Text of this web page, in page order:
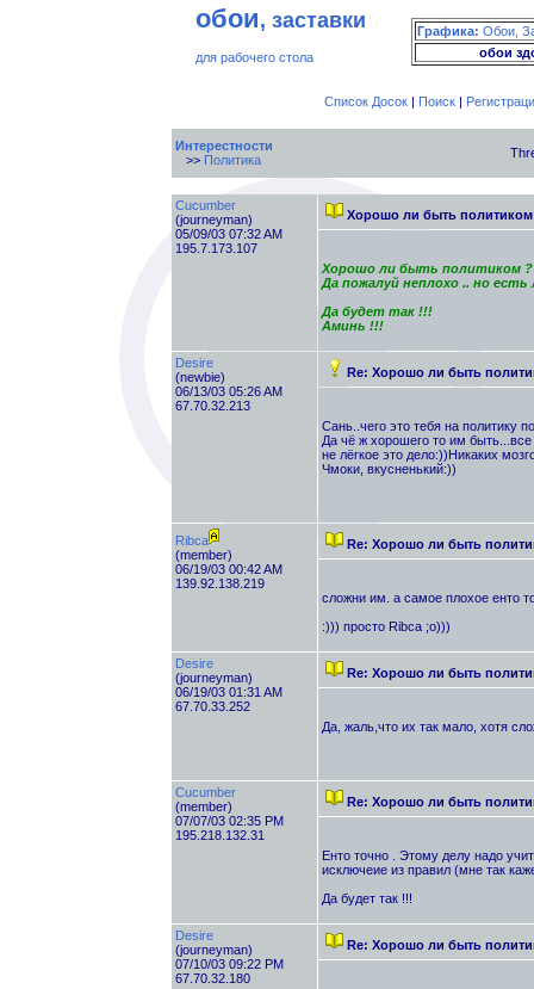
обои, заставки
для рабочего стола
Графика: Обои,
обои
Список Досок| Поиск|
Интерестности
>> Политика
Cucumber
(journeyman)
05/09/03 07:32 AM
195.7.173.107
Хорошо ли быть политиком
Хорошо ли быть политиком
Да пожалуй неплохо .. но
Да будет так !!!
Аминь !!!
Desire
(newbie)
06/13/03 05:26 AM
67.70.32.213
Re: Хорошо ли быть
Сань..чего это тебя на политику
Да чё ж хорошего то им быть...все
не лёгкое это дело:))Никаких
Чмоки, вкусненький:))
Ribca
(member)
06/19/03 00:42 AM
139.92.138.219
Re: Хорошо ли быть
сложни им. а самое плохое енто
:))) просто Ribca ;о)))
Desire
(journeyman)
06/19/03 01:31 AM
67.70.33.252
Re: Хорошо ли быть
Да, жаль,что их так мало, хотя
Cucumber
(member)
07/07/03 02:35 PM
195.218.132.31
Re: Хорошо ли быть
Енто точно . Этому делу надо
исключеие из правил (мне так
Да будет так !!!
Desire
(journeyman)
07/10/03 09:22 PM
67.70.32.180
Re: Хорошо ли быть